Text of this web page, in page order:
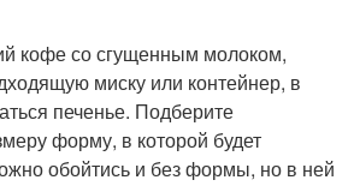
кофе со сгущенным молоком,
миску или контейнер, в
печенье. Подберите
форму, в которой будет
обойтись и без формы, но в ней